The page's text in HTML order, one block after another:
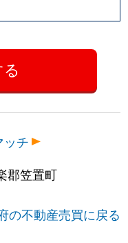
ッチ
郡笠置町
の不動産売買に戻る